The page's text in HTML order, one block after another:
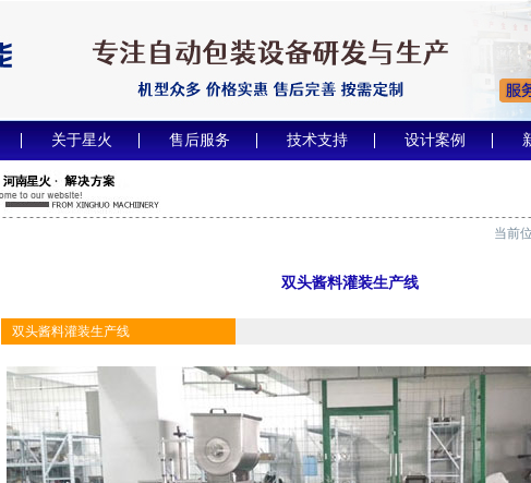
关于星火 售后服务 技术支持 设计案例
当前
双头酱料灌装生产线
双头酱料灌装生产线